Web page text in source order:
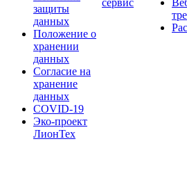
защиты
данных
Положение о
хранении
данных
Согласие на
хранение
данных
COVID-19
Эко-проект
ЛионТех
сервис